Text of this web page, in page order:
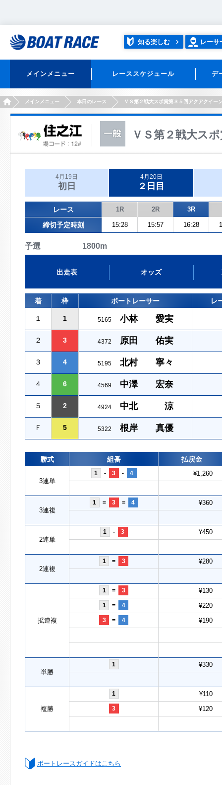
知る楽しむ レーサ
メインメニュー レーススケジュール デ
HOMEメインメニュー 本日のレース ＶＳ第２戦大スポ賞第３５回アクアクイー
ＶＳ第２戦大ス
4月19日
初日
4月20日
２日目
レース 1R 2R 3R
締切予定時刻 15:28 15:57 16:28
予選 1800m
出走表 オッズ
着 枠 ボートレーサー レ
１ 1 5165 小林 愛実
２ 3 4372 原田 佑実
３ 4 5195 北村 寧々
４ 6 4569 中澤 宏奈
５ 2 4924 中北 涼
Ｆ 5 5322 根岸 真優
勝式 組番 払戻金
3連単
1 - 3 - 4 ¥1,260
3連複
1 = 3 = 4 ¥360
2連単
1 - 3 ¥450
2連複
1 = 3 ¥280
拡連複
1 = 3 ¥130
1 = 4 ¥220
3 = 4 ¥190
単勝
1 ¥330
複勝
1 ¥110
3 ¥120
ボートレースガイドはこちら